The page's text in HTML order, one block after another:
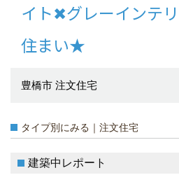
イト✖グレーインテ
住まい★
豊橋市 注文住宅
タイプ別にみる｜注文住宅
建築中レポート